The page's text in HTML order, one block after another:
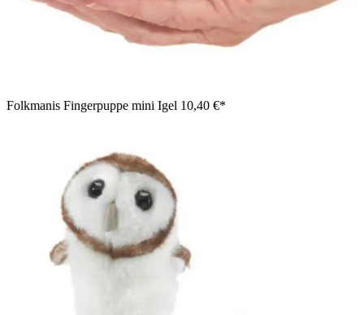
Folkmanis Fingerpuppe mini Igel 10,40 €*